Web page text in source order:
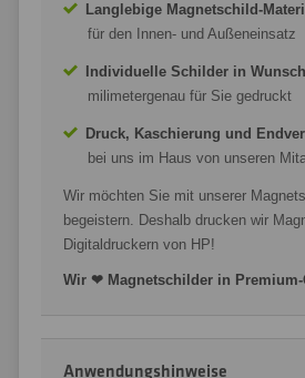
Langlebige Magnetschild-
für den Innen- und Außeneinsatz
Individuelle Schilder in
milimetergenau für Sie gedruckt
Druck, Kaschierung und
bei uns im Haus von unseren
Wir möchten Sie mit unserer
begeistern. Deshalb drucken wir
Digitaldruckern von HP!
Wir ❤ Magnetschilder in Premium-
Anwendungshinweise